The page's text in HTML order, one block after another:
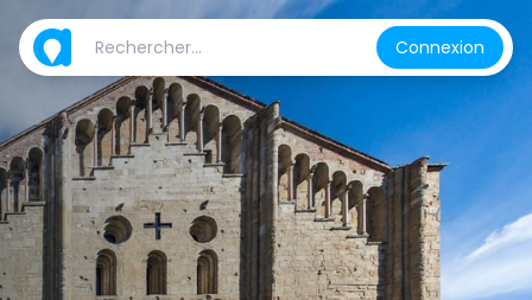
Connexion